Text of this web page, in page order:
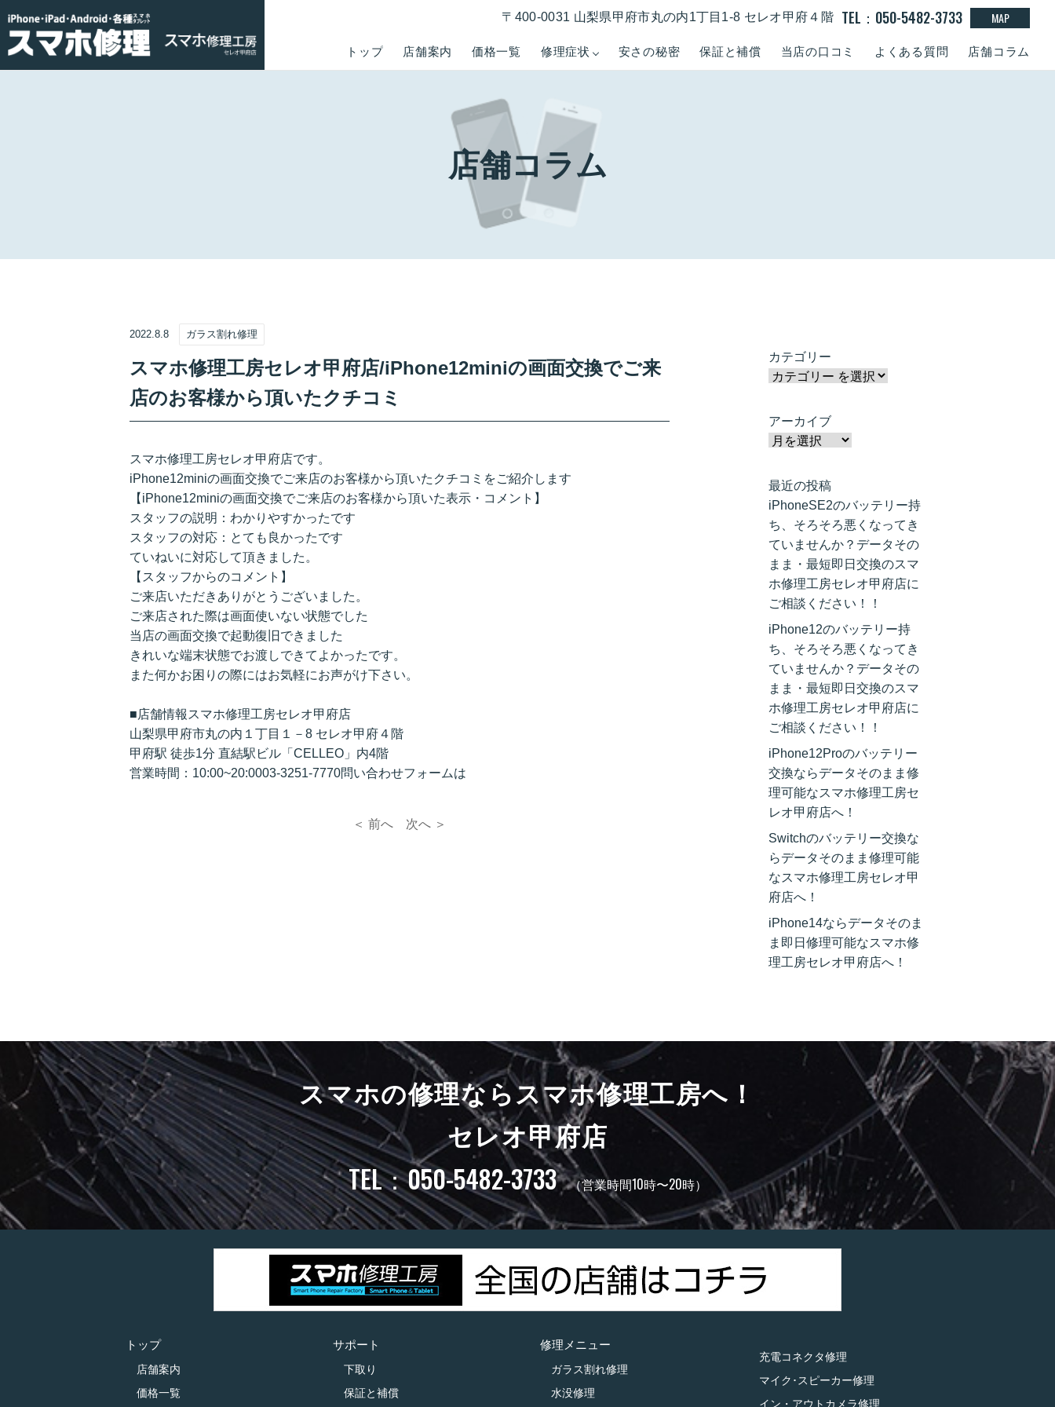
トップ 店舗案内 価格一覧 修理症状 安さの秘密 保証と補償 当店の口コミ よくある質問 店舗コラム
〒400-0031 山梨県甲府市丸の内1丁目1-8 セレオ甲府４階 TEL：050-5482-3733 MAP
店舗コラム
2022.8.8 ガラス割れ修理
スマホ修理工房セレオ甲府店/iPhone12miniの画面交換でご来
店のお客様から頂いたクチコミ
スマホ修理工房セレオ甲府店です。
iPhone12miniの画面交換でご来店のお客様から頂いたクチコミをご紹介します
【iPhone12miniの画面交換でご来店のお客様から頂いた表示・コメント】
スタッフの説明：わかりやすかったです
スタッフの対応：とても良かったです
ていねいに対応して頂きました。
【スタッフからのコメント】
ご来店いただきありがとうございました。
ご来店された際は画面使いない状態でした
当店の画面交換で起動復旧できました
きれいな端末状態でお渡しできてよかったです。
また何かお困りの際にはお気軽にお声がけ下さい。
■店舗情報スマホ修理工房セレオ甲府店
山梨県甲府市丸の内１丁目１－8 セレオ甲府４階
甲府駅 徒歩1分 直結駅ビル「CELLEO」内4階
営業時間：10:00~20:0003-3251-7770問い合わせフォームは
＜ 前へ 次へ ＞
カテゴリー
アーカイブ
最近の投稿
iPhoneSE2のバッテリー持
ち、そろそろ悪くなってき
ていませんか？データその
まま・最短即日交換のスマ
ホ修理工房セレオ甲府店に
ご相談ください！！
iPhone12のバッテリー持
ち、そろそろ悪くなってき
ていませんか？データその
まま・最短即日交換のスマ
ホ修理工房セレオ甲府店に
ご相談ください！！
iPhone12Proのバッテリー
交換ならデータそのまま修
理可能なスマホ修理工房セ
レオ甲府店へ！
Switchのバッテリー交換な
らデータそのまま修理可能
なスマホ修理工房セレオ甲
府店へ！
iPhone14ならデータそのま
ま即日修理可能なスマホ修
理工房セレオ甲府店へ！
スマホの修理ならスマホ修理工房へ！
セレオ甲府店
TEL：050-5482-3733 （営業時間10時〜20時）
トップ
店舗案内
価格一覧
サポート
下取り
保証と補償
修理メニュー
ガラス割れ修理
水没修理
充電コネクタ修理
マイク･スピーカー修理
イン・アウトカメラ修理